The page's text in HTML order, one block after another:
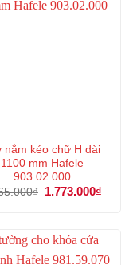
nắm kéo chữ H dài
1100 mm Hafele
903.02.000
₫
Giá
1.773.000₫